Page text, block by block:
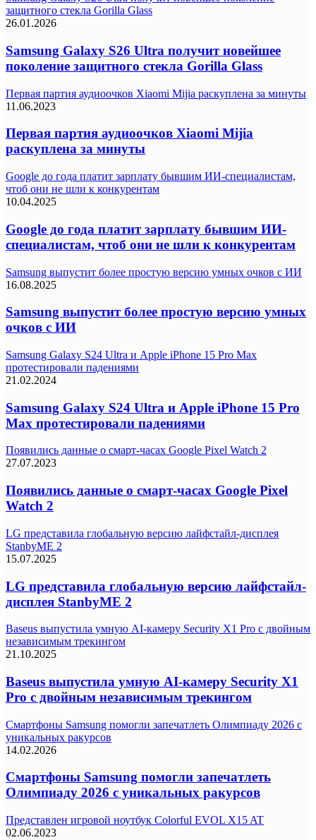
защитного стекла Gorilla Glass
26.01.2026
Samsung Galaxy S26 Ultra получит новейшее
поколение защитного стекла Gorilla Glass
Первая партия аудиоочков Xiaomi Mijia раскуплена за минуты
11.06.2023
Первая партия аудиоочков Xiaomi Mijia
раскуплена за минуты
Google до года платит зарплату бывшим ИИ-специалистам,
чтоб они не шли к конкурентам
10.04.2025
Google до года платит зарплату бывшим ИИ-
специалистам, чтоб они не шли к конкурентам
Samsung выпустит более простую версию умных очков с ИИ
16.08.2025
Samsung выпустит более простую версию умных
очков с ИИ
Samsung Galaxy S24 Ultra и Apple iPhone 15 Pro Max
протестировали падениями
21.02.2024
Samsung Galaxy S24 Ultra и Apple iPhone 15 Pro
Max протестировали падениями
Появились данные о смарт-часах Google Pixel Watch 2
27.07.2023
Появились данные о смарт-часах Google Pixel
Watch 2
LG представила глобальную версию лайфстайл-дисплея
StanbyME 2
15.07.2025
LG представила глобальную версию лайфстайл-
дисплея StanbyME 2
Baseus выпустила умную AI-камеру Security X1 Pro с двойным
независимым трекингом
21.10.2025
Baseus выпустила умную AI-камеру Security X1
Pro с двойным независимым трекингом
Смартфоны Samsung помогли запечатлеть Олимпиаду 2026 с
уникальных ракурсов
14.02.2026
Смартфоны Samsung помогли запечатлеть
Олимпиаду 2026 с уникальных ракурсов
Представлен игровой ноутбук Colorful EVOL X15 AT
02.06.2023